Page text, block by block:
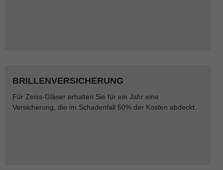
BRILLENVERSICHERUNG
Für Zeiss-Gläser erhalten Sie für ein Jahr eine
Versicherung, die im Schadenfall 50% der Kosten abdeckt.